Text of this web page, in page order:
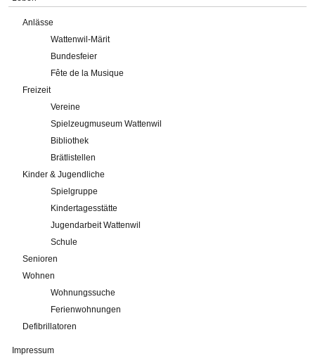
Anlässe
Wattenwil-Märit
Bundesfeier
Fête de la Musique
Freizeit
Vereine
Spielzeugmuseum Wattenwil
Bibliothek
Brätlistellen
Kinder & Jugendliche
Spielgruppe
Kindertagesstätte
Jugendarbeit Wattenwil
Schule
Senioren
Wohnen
Wohnungssuche
Ferienwohnungen
Defibrillatoren
Impressum